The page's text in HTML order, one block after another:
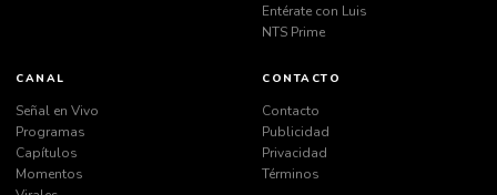
Entérate con Luis
NTS Prime
CANAL
Señal en Vivo
Programas
Capítulos
Momentos
CONTACTO
Contacto
Publicidad
Privacidad
Términos